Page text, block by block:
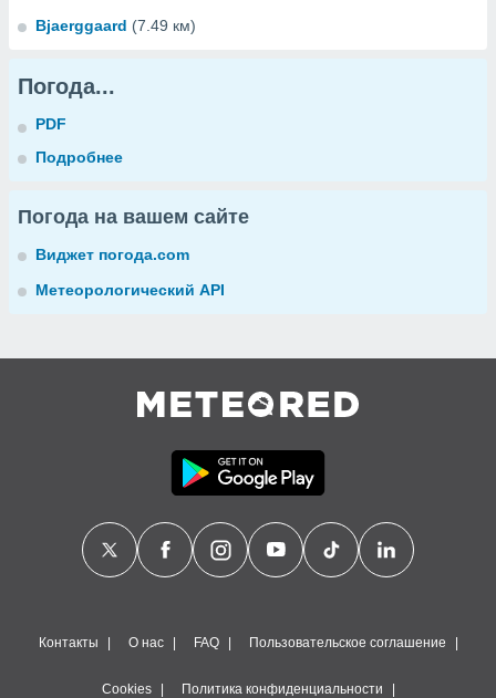
Bjaerggaard (7.49 км)
Погода...
PDF
Подробнее
Погода на вашем сайте
Виджет погода.com
Метеорологический API
Контакты О нас FAQ Пользовательское соглашение
Cookies Политика конфиденциальности